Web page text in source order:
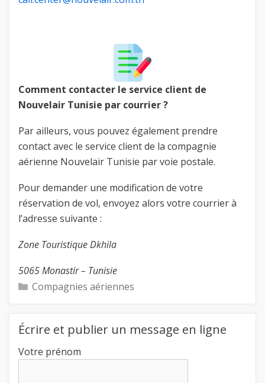
Comment contacter le service client de
Nouvelair Tunisie par courrier ?
Par ailleurs, vous pouvez également prendre
contact avec le service client de la compagnie
aérienne Nouvelair Tunisie par voie postale.
Pour demander une modification de votre
réservation de vol, envoyez alors votre courrier à
l’adresse suivante :
Zone Touristique Dkhila
5065 Monastir – Tunisie
Catégories
Compagnies aériennes
Écrire et publier un message en ligne
Votre prénom